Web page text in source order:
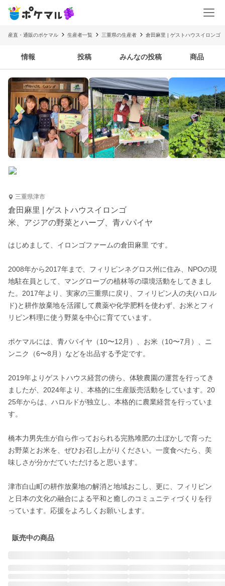
産直・通販のポケマル 生産者一覧 三重県の生産者 倉田麻里 | ゲストハウスイロンゴ
情報 投稿 みんなの投稿 商品
三重県津市
倉田麻里 | ゲストハウスイロンゴ
米、アジアの野菜とハーブ、青パパイヤ
はじめまして、イロンゴファームの倉田麻里 です。
2008年から2017年まで、フィリピンネグロス州に住み、NPOの現
地駐在員として、マングローブの植林等の環境活動をしてきまし
た。2017年より、実家の三重県に戻り、フィリピン人の夫(ハロル
ド)と耕作放棄地を活躍して農薬や化学肥料を使わず、お米とフィ
リピン料理に使う野菜を中心に育てています。
ポケマルには、青パパイヤ（10〜12月）、お米（10〜7月）、ニ
ンニク（6〜8月）などを出品する予定です。
2019年よりゲストハウス経営の傍ら、体験農園の運営を行ってき
ましたが、2024年より、本格的に生産販売活動をしています。20
25年からは、ハロルドが独立し、本格的に農業経営を行っていま
す。
橋本力男先生が自ら作っておられる完熟堆肥の土ぼかしで育った
お野菜とお米を、ぜひお召し上がりください。一度食べたら、美
味しさが分かだていただけると思います。
津市白山町の耕作放棄地の解消と地域おこし、更に、フィリピン
と日本の文化の融合による平和と癒しのコミュニティづくりを行
っています。応援をよろしくお願いします。
販売中の商品